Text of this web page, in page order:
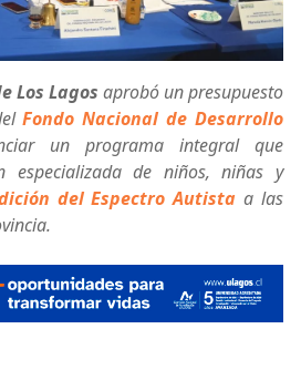
Los Lagos aprobó un presupuesto
Fondo Nacional de Desarrollo
un programa integral que
especializada de niños, niñas y
del Espectro Autista a las